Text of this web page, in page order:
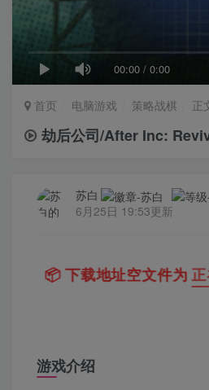
00:00 / 0:00
首页 电脑游戏 策略战棋 正
劫后公司/After Inc:
苏白
6月25日 19:53更新
，请稍后再查看 ~ ｜
游戏介绍